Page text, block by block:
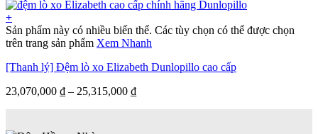
+
Sản phẩm này có nhiều biến thể. Các tùy chọn có thể được chọn
trên trang sản phẩm Xem Nhanh
[Thanh lý] Đệm lò xo Elizabeth Dunlopillo cao cấp
23,070,000 ₫ – 25,315,000 ₫